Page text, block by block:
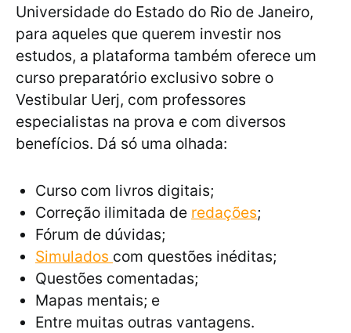
Universidade do Estado do Rio de Janeiro,
para aqueles que querem investir nos
estudos, a plataforma também oferece um
curso preparatório exclusivo sobre o
Vestibular Uerj, com professores
especialistas na prova e com diversos
benefícios. Dá só uma olhada:
Curso com livros digitais;
Correção ilimitada de redações;
Fórum de dúvidas;
Simulados com questões inéditas;
Questões comentadas;
Mapas mentais; e
Entre muitas outras vantagens.